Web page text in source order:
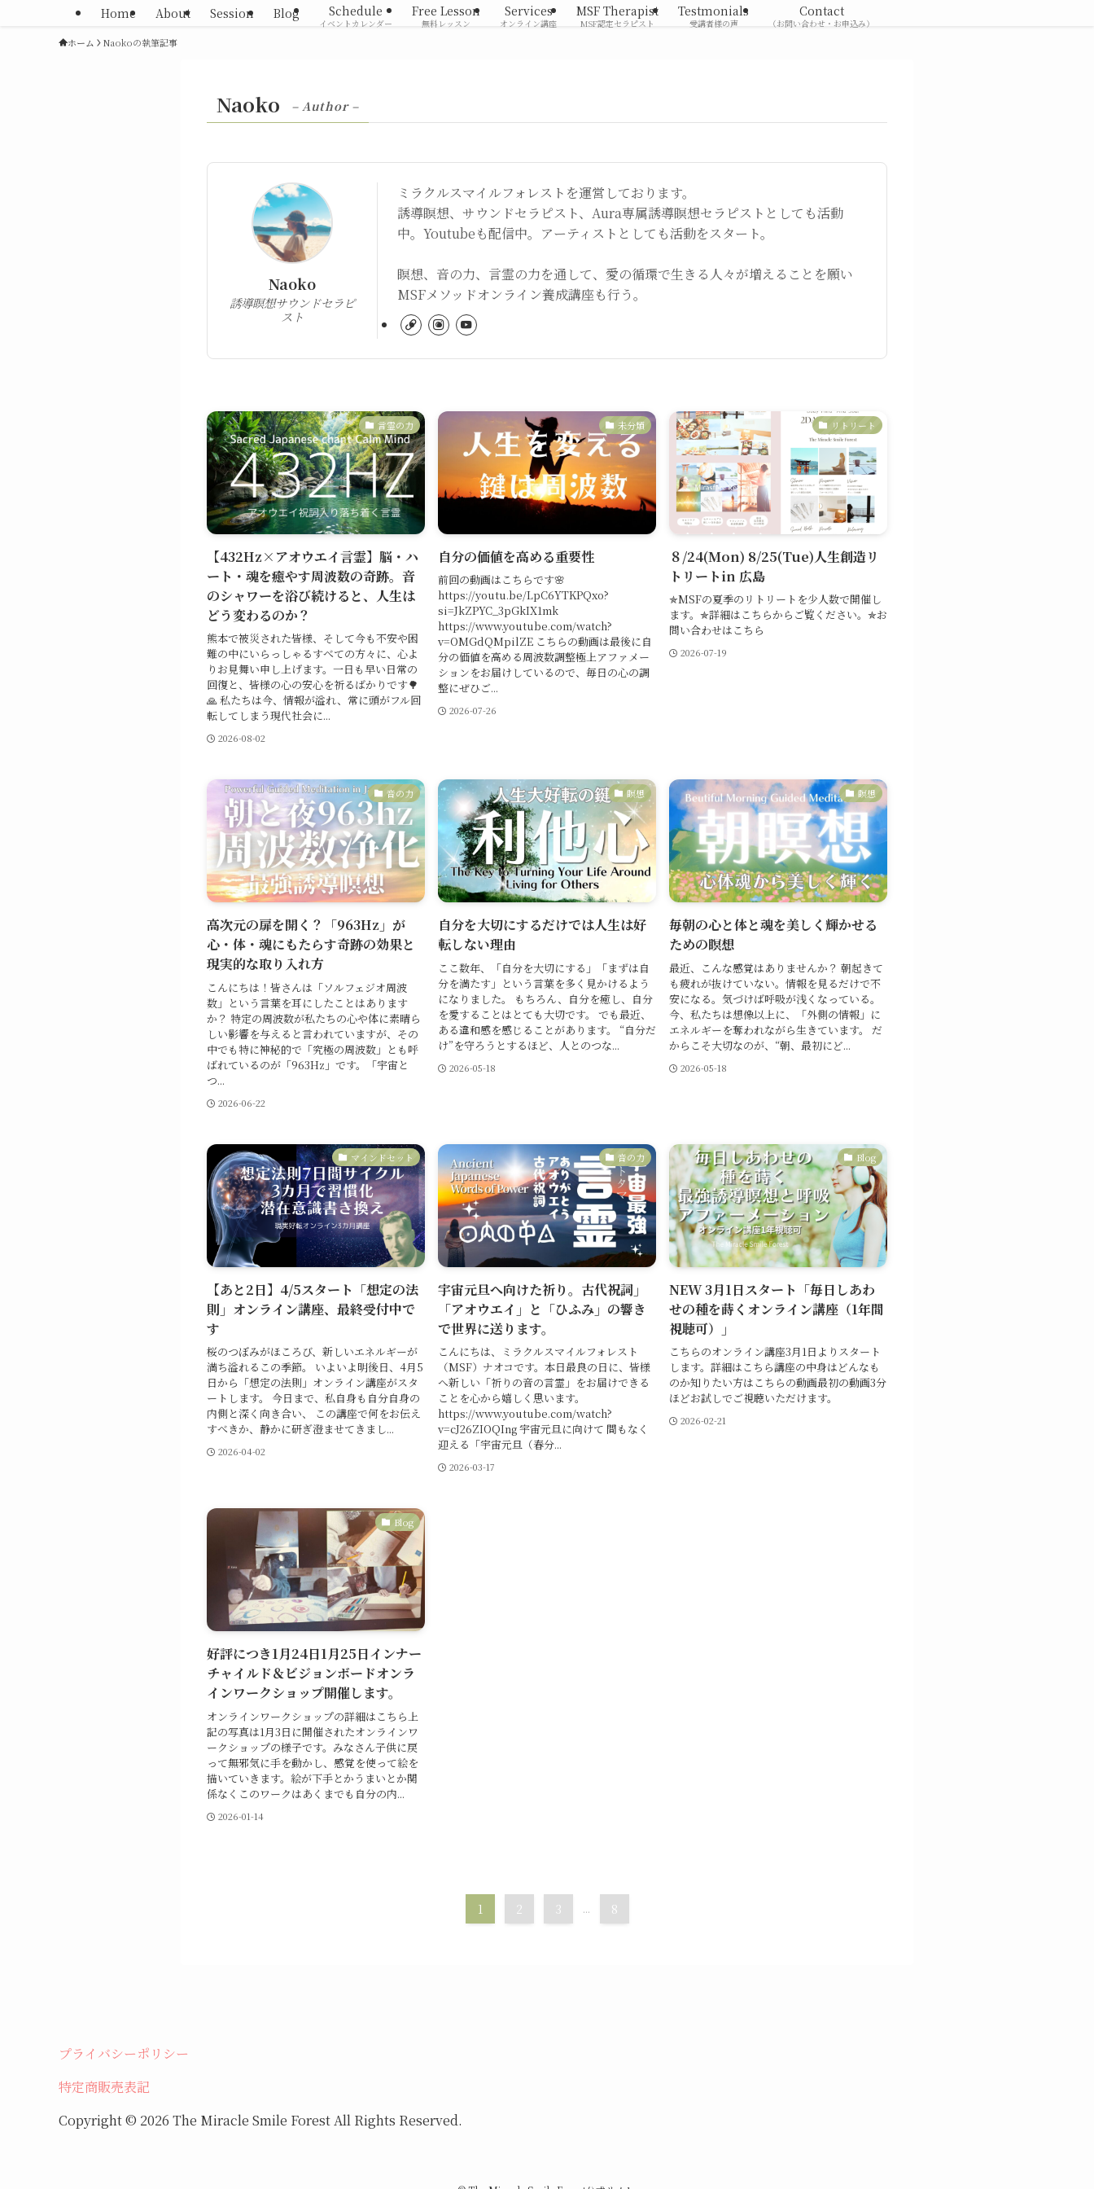
Home About Session Blog Schedule
イベントカレンダー
Free Lesson
無料レッスン
Services
オンライン講座
MSF Therapist
MSF認定セラピスト
Testmonials
受講者様の声
Contact
（お問い合わせ・お申込み）
ホーム Naokoの執筆記事
Naoko – Author –
Naoko
誘導瞑想サウンドセラピ
スト
ミラクルスマイルフォレストを運営しております。
誘導瞑想、サウンドセラピスト、Aura専属誘導瞑想セラピストとしても活動
中。Youtubeも配信中。アーティストとしても活動をスタート。
瞑想、音の力、言霊の力を通して、愛の循環で生きる人々が増えることを願い
MSFメソッドオンライン養成講座も行う。
言霊の力
【432Hz×アオウエイ言霊】脳・ハ
ート・魂を癒やす周波数の奇跡。音
のシャワーを浴び続けると、人生は
どう変わるのか？
熊本で被災された皆様、そして今も不安や困
難の中にいらっしゃるすべての方々に、心よ
りお見舞い申し上げます。一日も早い日常の
回復と、皆様の心の安心を祈るばかりです🌳
🙏 私たちは今、情報が溢れ、常に頭がフル回
転してしまう現代社会に...
2026-08-02
未分類
自分の価値を高める重要性
前回の動画はこちらです🌸
https://youtu.be/LpC6YTKPQxo?
si=JkZPYC_3pGkIX1mk
https://www.youtube.com/watch?
v=OMGdQMpilZE こちらの動画は最後に自
分の価値を高める周波数調整極上アファメー
ションをお届けしているので、毎日の心の調
整にぜひご...
2026-07-26
リトリート
８/24(Mon) 8/25(Tue)人生創造リ
トリートin 広島
✯MSFの夏季のリトリートを少人数で開催し
ます。✯詳細はこちらからご覧ください。✯お
問い合わせはこちら
2026-07-19
音の力
高次元の扉を開く？「963Hz」が
心・体・魂にもたらす奇跡の効果と
現実的な取り入れ方
こんにちは！皆さんは「ソルフェジオ周波
数」という言葉を耳にしたことはあります
か？ 特定の周波数が私たちの心や体に素晴ら
しい影響を与えると言われていますが、その
中でも特に神秘的で「究極の周波数」とも呼
ばれているのが「963Hz」です。「宇宙と
つ...
2026-06-22
瞑想
自分を大切にするだけでは人生は好
転しない理由
ここ数年、「自分を大切にする」「まずは自
分を満たす」という言葉を多く見かけるよう
になりました。 もちろん、自分を癒し、自分
を愛することはとても大切です。 でも最近、
ある違和感を感じることがあります。 “自分だ
け”を守ろうとするほど、人とのつな...
2026-05-18
瞑想
毎朝の心と体と魂を美しく輝かせる
ための瞑想
最近、こんな感覚はありませんか？ 朝起きて
も疲れが抜けていない。情報を見るだけで不
安になる。気づけば呼吸が浅くなっている。
今、私たちは想像以上に、「外側の情報」に
エネルギーを奪われながら生きています。 だ
からこそ大切なのが、“朝、最初にど...
2026-05-18
マインドセット
【あと2日】4/5スタート「想定の法
則」オンライン講座、最終受付中で
す
桜のつぼみがほころび、新しいエネルギーが
満ち溢れるこの季節。 いよいよ明後日、4月5
日から「想定の法則」オンライン講座がスタ
ートします。 今日まで、私自身も自分自身の
内側と深く向き合い、 この講座で何をお伝え
すべきか、静かに研ぎ澄ませてきまし...
2026-04-02
音の力
宇宙元旦へ向けた祈り。古代祝詞」
「アオウエイ」と「ひふみ」の響き
で世界に送ります。
こんにちは、ミラクルスマイルフォレスト
（MSF）ナオコです。本日最良の日に、皆様
へ新しい「祈りの音の言霊」をお届けできる
ことを心から嬉しく思います。
https://www.youtube.com/watch?
v=cJ26ZIOQIng 宇宙元旦に向けて 間もなく
迎える「宇宙元旦（春分...
2026-03-17
Blog
NEW 3月1日スタート「毎日しあわ
せの種を蒔くオンライン講座（1年間
視聴可）」
こちらのオンライン講座3月1日よりスタート
します。詳細はこちら講座の中身はどんなも
のか知りたい方はこちらの動画最初の動画3分
ほどお試しでご視聴いただけます。
2026-02-21
Blog
好評につき1月24日1月25日インナー
チャイルド＆ビジョンボードオンラ
インワークショップ開催します。
オンラインワークショップの詳細はこちら上
記の写真は1月3日に開催されたオンラインワ
ークショップの様子です。みなさん子供に戻
って無邪気に手を動かし、感覚を使って絵を
描いていきます。絵が下手とかうまいとか関
係なくこのワークはあくまでも自分の内...
2026-01-14
1 2 3 ... 8
プライバシーポリシー
特定商販売表記
Copyright © 2026 The Miracle Smile Forest All Rights Reserved.